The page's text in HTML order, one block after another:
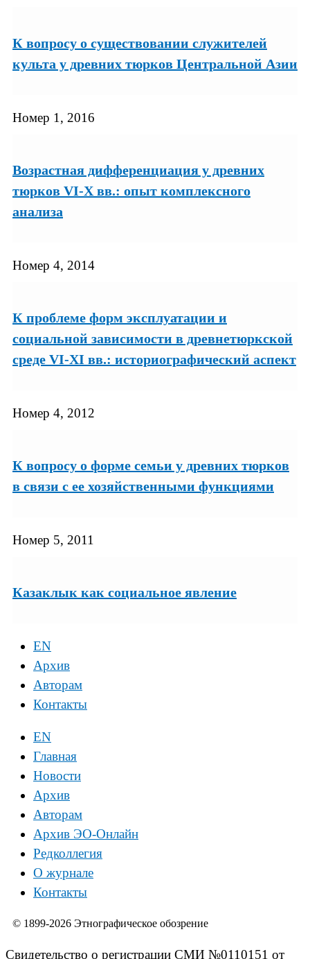
К вопросу о существовании служителей
культа у древних тюрков Центральной Азии
Номер 1, 2016
Возрастная дифференциация у древних
тюрков VI-X вв.: опыт комплексного
анализа
Номер 4, 2014
К проблеме форм эксплуатации и
социальной зависимости в древнетюркской
среде VI-XI вв.: историографический аспект
Номер 4, 2012
К вопросу о форме семьи у древних тюрков
в связи с ее хозяйственными функциями
Номер 5, 2011
Казаклык как социальное явление
EN
Архив
Авторам
Контакты
EN
Главная
Новости
Архив
Авторам
Архив ЭО-Онлайн
Редколлегия
О журнале
Контакты
© 1899-2026 Этнографическое обозрение
Свидетельство о регистрации СМИ №0110151 от